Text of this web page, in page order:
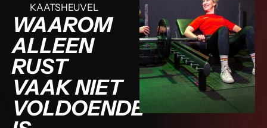
KAATSHEUVEL
WAAROM
ALLEEN
RUST
VAAK NIET
VOLDOENDE